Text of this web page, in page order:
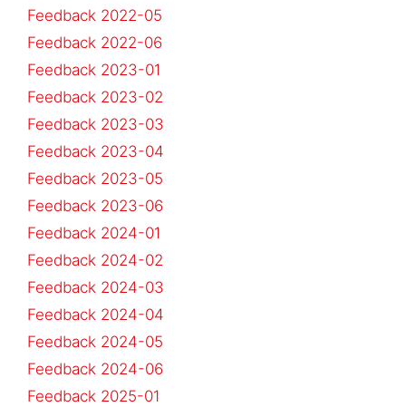
Feedback 2022-05
Feedback 2022-06
Feedback 2023-01
Feedback 2023-02
Feedback 2023-03
Feedback 2023-04
Feedback 2023-05
Feedback 2023-06
Feedback 2024-01
Feedback 2024-02
Feedback 2024-03
Feedback 2024-04
Feedback 2024-05
Feedback 2024-06
Feedback 2025-01